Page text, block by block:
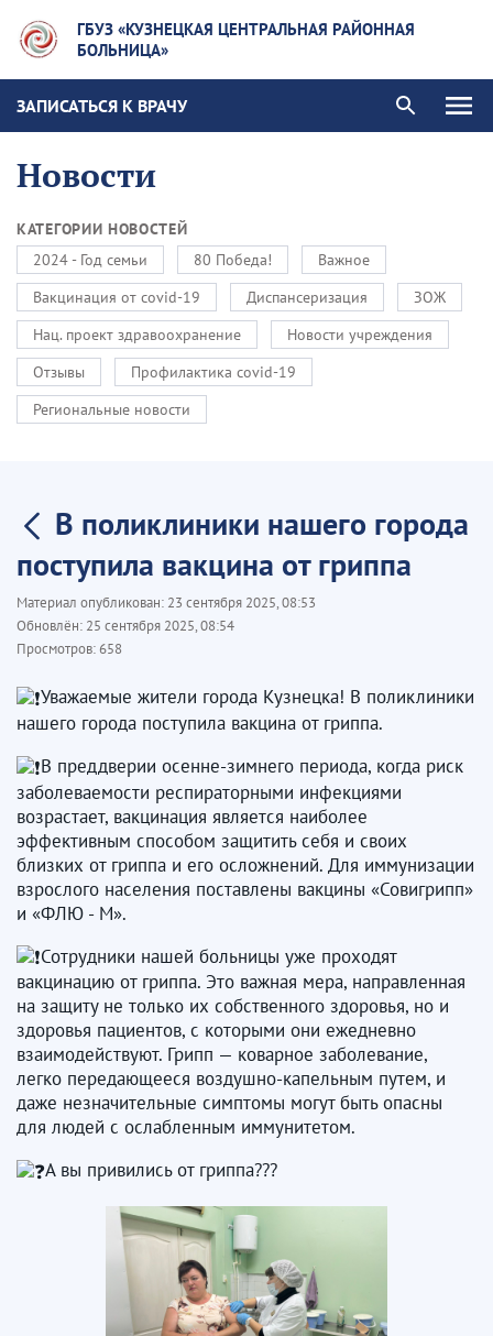
ГБУЗ «КУЗНЕЦКАЯ ЦЕНТРАЛЬНАЯ РАЙОННАЯ
БОЛЬНИЦА»
ЗАПИСАТЬСЯ К ВРАЧУ
Новости
КАТЕГОРИИ НОВОСТЕЙ
2024 - Год семьи
80 Победа!
Важное
Вакцинация от covid-19
Диспансеризация
ЗОЖ
Нац. проект здравоохранение
Новости учреждения
Отзывы
Профилактика covid-19
Региональные новости
В поликлиники нашего города
поступила вакцина от гриппа
Материал опубликован: 23 сентября 2025, 08:53
Обновлён: 25 сентября 2025, 08:54
Просмотров:658
Уважаемые жители города Кузнецка! В поликлиники
нашего города поступила вакцина от гриппа.
В преддверии осенне-зимнего периода, когда риск
заболеваемости респираторными инфекциями
возрастает, вакцинация является наиболее
эффективным способом защитить себя и своих
близких от гриппа и его осложнений. Для иммунизации
взрослого населения поставлены вакцины «Совигрипп»
и «ФЛЮ - М».
Сотрудники нашей больницы уже проходят
вакцинацию от гриппа. Это важная мера, направленная
на защиту не только их собственного здоровья, но и
здоровья пациентов, с которыми они ежедневно
взаимодействуют. Грипп — коварное заболевание,
легко передающееся воздушно-капельным путем, и
даже незначительные симптомы могут быть опасны
для людей с ослабленным иммунитетом.
А вы привились от гриппа???